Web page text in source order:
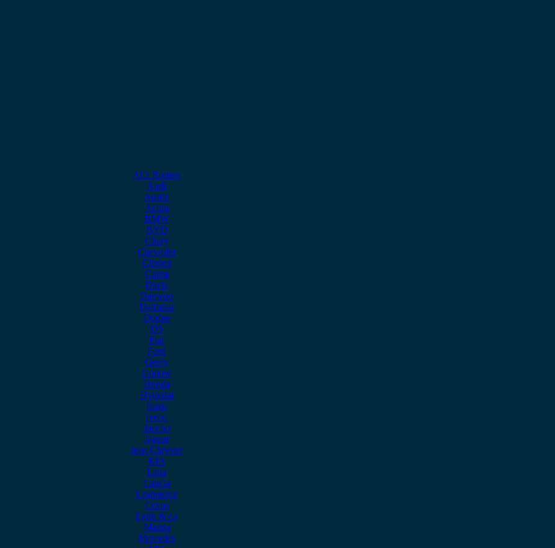
Alfa Romeo
Audi
Austin
Acura
BMW
BYD
Chery
Chevrolet
Citroen
Cupra
Dacia
Daewoo
Daihatsu
Dodge
DS
Fiat
Ford
Geely
Gonow
Honda
Hyundai
Isuzu
iveco
Jaecoo
Jaguar
Jeep Chrysler
KIA
Lada
Lancia
Leapmotor
Lexus
Lynk & co
Mazda
Mercedes